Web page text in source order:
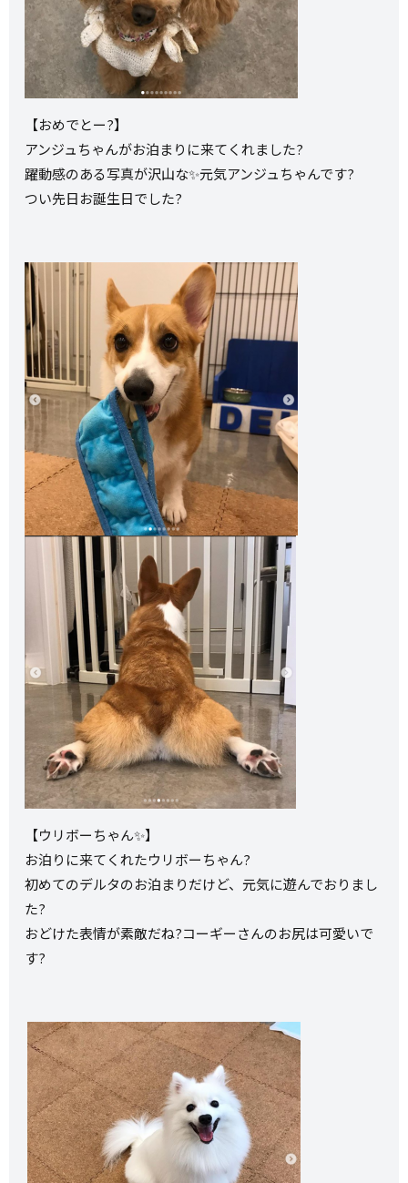
【おめでとー?】
アンジュちゃんがお泊まりに来てくれました?
躍動感のある写真が沢山な✨元気アンジュちゃんです?
つい先日お誕生日でした?
【ウリボーちゃん✨】
お泊りに来てくれたウリボーちゃん?
初めてのデルタのお泊まりだけど、元気に遊んでおりまし
た?
おどけた表情が素敵だね?コーギーさんのお尻は可愛いで
す?